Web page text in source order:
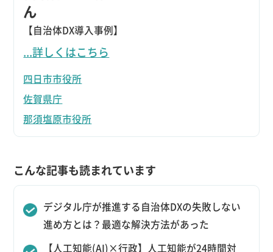
ん
【自治体DX導入事例】
...詳しくはこちら
四日市市役所
佐賀県庁
那須塩原市役所
こんな記事も読まれています
デジタル庁が推進する自治体DXの失敗しない
進め方とは？最適な解決方法があった
【人工知能(AI)×行政】人工知能が24時間対